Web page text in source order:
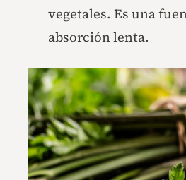
vegetales. Es una
absorción lenta.